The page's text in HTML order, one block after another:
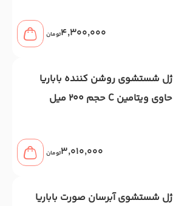
4,300,000تومان
ژل شستشوی روشن کننده باباریا
حاوی ویتامین C حجم 200 میل
3,010,000تومان
ژل شستشوی آبرسان صورت باباریا